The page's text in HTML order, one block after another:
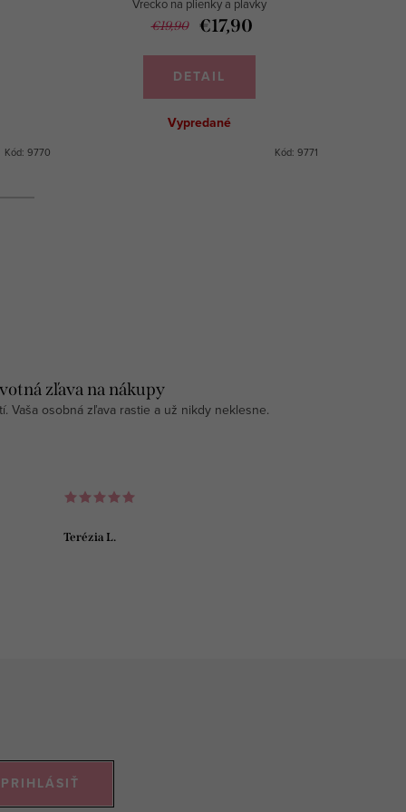
Kód: 9770
Vrecko na plienky a plavky
€19,90 €17,90
DETAIL
Vypredané
Kód: 9771
zľava na nákupy
Vaša osobná zľava rastie a už nikdy neklesne.
Terézia L.
PRIHLÁSIŤ